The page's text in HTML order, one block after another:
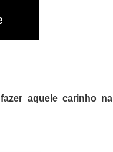
aquele carinho na